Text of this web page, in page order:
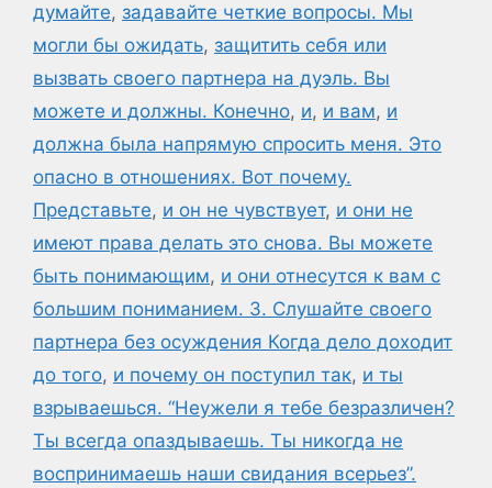
думайте, задавайте четкие вопросы. Мы
могли бы ожидать, защитить себя или
вызвать своего партнера на дуэль. Вы
можете и должны. Конечно, и, и вам, и
должна была напрямую спросить меня. Это
опасно в отношениях. Вот почему.
Представьте, и он не чувствует, и они не
имеют права делать это снова. Вы можете
быть понимающим, и они отнесутся к вам с
большим пониманием. 3. Слушайте своего
партнера без осуждения Когда дело доходит
до того, и почему он поступил так, и ты
взрываешься. “Неужели я тебе безразличен?
Ты всегда опаздываешь. Ты никогда не
воспринимаешь наши свидания всерьез”.